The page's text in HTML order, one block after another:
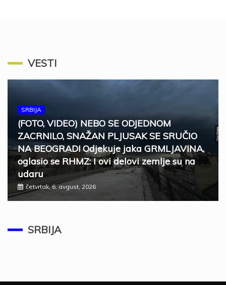
VESTI
SRBIJA
(FOTO, VIDEO) NEBO SE ODJEDNOM
ZACRNILO, SNAŽAN PLJUSAK SE SRUČIO
NA BEOGRAD! Odjekuje jaka GRMLJAVINA,
oglasio se RHMZ: I ovi delovi zemlje su na
udaru
četvrtak, 6. avgust, 2026
SRBIJA
SRBIJA
četvrtak, 6. avgust, 2026